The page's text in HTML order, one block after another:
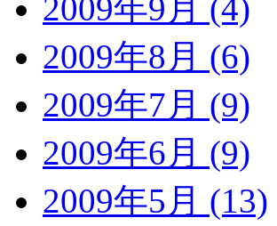
2009年9月 (4)
2009年8月 (6)
2009年7月 (9)
2009年6月 (9)
2009年5月 (13)